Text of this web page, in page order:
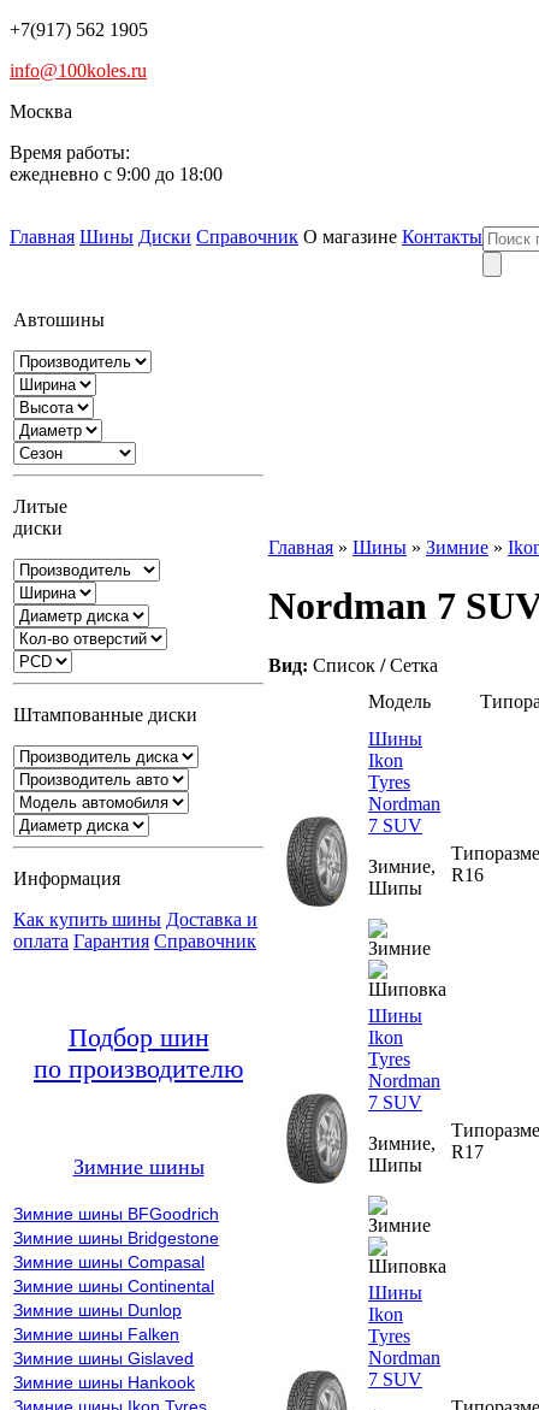
+7(917) 562 1905
info@100koles.ru
Москва
Время работы:
ежедневно с 9:00 до 18:00
Главная Шины Диски Справочник О магазине Контакты
Автошины
Литые
диски
Штампованные диски
Информация
Как купить шины Доставка и
оплата Гарантия Справочник
Подбор шин
по производителю
Зимние шины
Зимние шины BFGoodrich
Зимние шины Bridgestone
Зимние шины Compasal
Зимние шины Continental
Зимние шины Dunlop
Зимние шины Falken
Зимние шины Gislaved
Зимние шины Hankook
Главная » Шины » Зимние »
Nordman 7
Вид: Список / Сетка
Модель
Шины
Ikon
Tyres
Nordman
7 SUV
Зимние,
Шипы
R16
Шины
Ikon
Tyres
Nordman
7 SUV
Зимние,
Шипы
R17
Шины
Ikon
Tyres
Nordman
7 SUV